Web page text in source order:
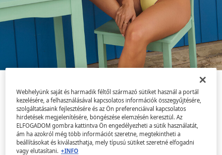
Micsoda vágyakozás a jó időre, a napsütésre, a tengerparti kiruccanásokra és
azokra a spontán programokra, amelyeknek nincs más céljuk, mint időben odaérni a
vermutozásra. Vágy, hogy felvegyél egy bikinit, és csak egy hozzá illő ruhát viselj
fölötte. És mezítláb sétálj.
Kollekció megtekintése
Webhelyünk saját és harmadik féltől származó sütiket használ a portál
kezelésére, a felhasználásával kapcsolatos információk összegyűjtésére,
szolgáltatásaink fejlesztésére és az Ön preferenciáival kapcsolatos
hirdetések megjelenítésére, böngészése elemzésén keresztül. Az
ELFOGADOM gombra kattintva Ön engedélyezheti a sütik használatát,
ám ha azokról még több információt szeretne, megtekintheti a
beállításokat és kiválaszthatja, mely típusú sütiket szeretné elfogadni
vagy elutasítani. +INFO